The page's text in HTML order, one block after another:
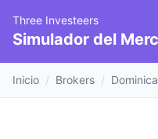
Three Investeers
Simulador del
Inicio / Brokers / Dominica